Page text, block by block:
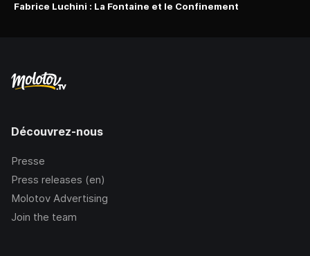
Fabrice Luchini : La Fontaine et le Confinement
Découvrez-nous
Presse
Press releases (en)
Molotov Advertising
Join the team